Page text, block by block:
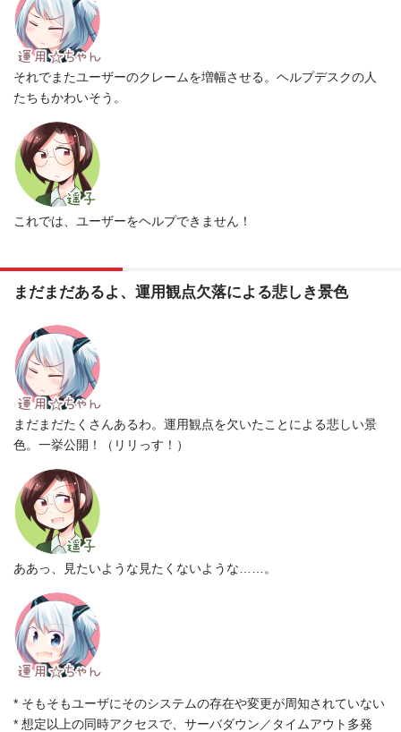
それでまたユーザーのクレームを増幅させる。ヘルプデスクの人
たちもかわいそう。
これでは、ユーザーをヘルプできません！
まだまだあるよ、運用観点欠落による悲しき景色
まだまだたくさんあるわ。運用観点を欠いたことによる悲しい景
色。一挙公開！（リリっす！）
ああっ、見たいような見たくないような……。
* そもそもユーザにそのシステムの存在や変更が周知されていない
* 想定以上の同時アクセスで、サーバダウン／タイムアウト多発